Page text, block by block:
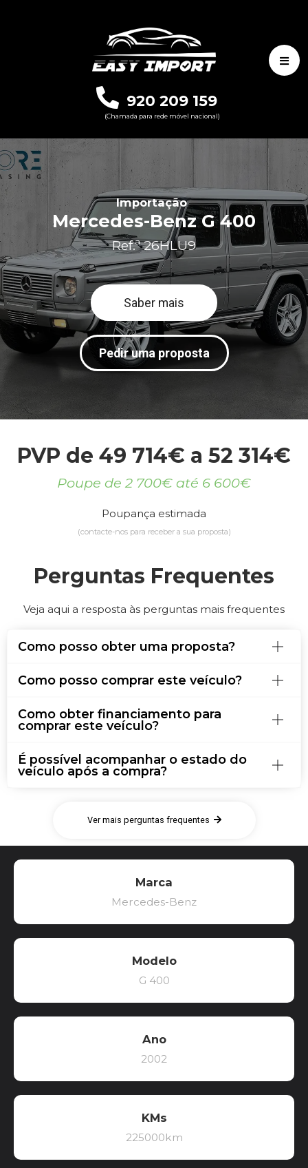
920 209 159
(Chamada para rede móvel nacional)
Importação
Mercedes-Benz G 400
Ref.ª 26HLU9
Saber mais
Pedir uma proposta
PVP de 49 714€ a 52 314€
Poupe de 2 700€ até 6 600€
Poupança estimada
(contacte-nos para receber a sua proposta)
Perguntas Frequentes
Veja aqui a resposta às perguntas mais frequentes
Como posso obter uma proposta?
Como posso comprar este veículo?
Como obter financiamento para
comprar este veículo?
É possível acompanhar o estado do
veículo após a compra?
Ver mais perguntas frequentes
Marca
Mercedes-Benz
Modelo
G 400
Ano
2002
KMs
225000km